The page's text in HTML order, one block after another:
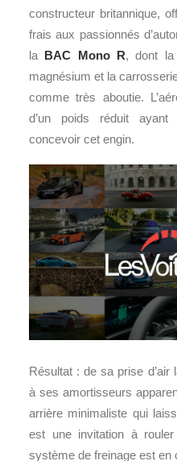
constructeur britannique,
frais aux passionnés
la BAC Mono R, dont la
magnésium et la
comme très aboutie.
d’un poids réduit
concevoir cet engin.
Résultat : de sa prise d’air
à ses amortisseurs
arrière minimaliste qui
est une invitation à
système de freinage est en